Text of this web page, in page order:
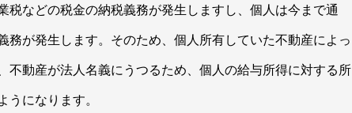
税などの税金の納税義務が発生しますし、個人は今まで通
務が発生します。そのため、個人所有していた不動産によっ
不動産が法人名義にうつるため、個人の給与所得に対する所
になります。